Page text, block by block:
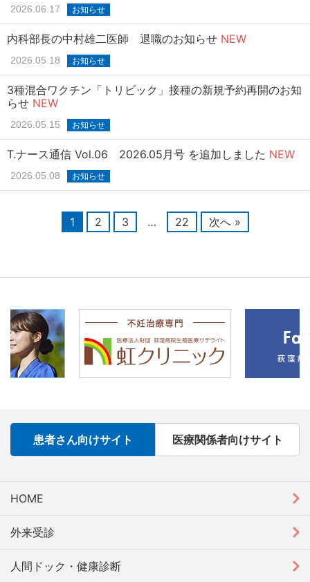
2026.06.17 お知らせ
内科部長の中村雄二医師 退職のお知らせ NEW
2026.05.18 お知らせ
3種混合ワクチン「トリビック」接種の新規予約再開のお知
らせ NEW
2026.05.15 お知らせ
T.ナース通信 Vol.06 2026.05月号 を追加しました NEW
2026.05.08 お知らせ
1 2 3 … 22 次へ »
患者さん向けサイト 医療関係者向けサイト
HOME
外来受診
人間ドック・健康診断